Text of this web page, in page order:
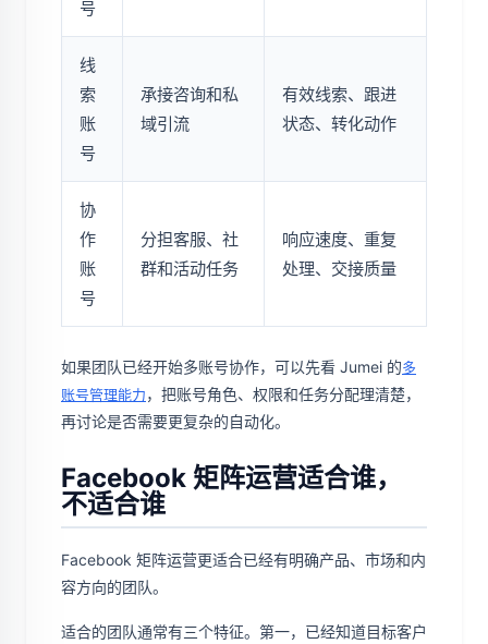
号
线
索
账
号
承接咨询和私
域引流
有效线索、跟进
状态、转化动作
协
作
账
号
分担客服、社
群和活动任务
响应速度、重复
处理、交接质量
如果团队已经开始多账号协作，可以先看 Jumei 的多
账号管理能力，把账号角色、权限和任务分配理清楚，
再讨论是否需要更复杂的自动化。
Facebook 矩阵运营适合谁，
不适合谁
Facebook 矩阵运营更适合已经有明确产品、市场和内
容方向的团队。
适合的团队通常有三个特征。第一，已经知道目标客户